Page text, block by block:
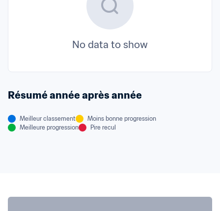
No data to show
Résumé année après année
Meilleur classement
Moins bonne progression
Meilleure progression
Pire recul